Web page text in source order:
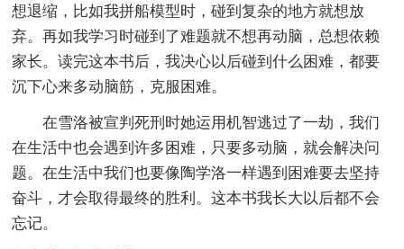
想退缩，比如我拼船模型时，碰到复杂的地方就想放
弃。再如我学习时碰到了难题就不想再动脑，总想依赖
家长。读完这本书后，我决心以后碰到什么困难，都要
沉下心来多动脑筋，克服困难。
在雪洛被宣判死刑时她运用机智逃过了一劫，我们
在生活中也会遇到许多困难，只要多动脑，就会解决问
题。在生活中我们也要像陶学洛一样遇到困难要去坚持
奋斗，才会取得最终的胜利。这本书我长大以后都不会
忘记。